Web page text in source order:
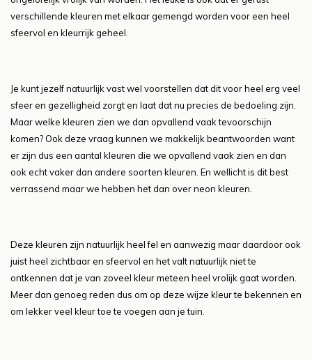
verschillende kleuren met elkaar gemengd worden voor een heel
sfeervol en kleurrijk geheel.
Je kunt jezelf natuurlijk vast wel voorstellen dat dit voor heel erg veel
sfeer en gezelligheid zorgt en laat dat nu precies de bedoeling zijn.
Maar welke kleuren zien we dan opvallend vaak tevoorschijn
komen? Ook deze vraag kunnen we makkelijk beantwoorden want
er zijn dus een aantal kleuren die we opvallend vaak zien en dan
ook echt vaker dan andere soorten kleuren. En wellicht is dit best
verrassend maar we hebben het dan over neon kleuren.
Deze kleuren zijn natuurlijk heel fel en aanwezig maar daardoor ook
juist heel zichtbaar en sfeervol en het valt natuurlijk niet te
ontkennen dat je van zoveel kleur meteen heel vrolijk gaat worden.
Meer dan genoeg reden dus om op deze wijze kleur te bekennen en
om lekker veel kleur toe te voegen aan je tuin.